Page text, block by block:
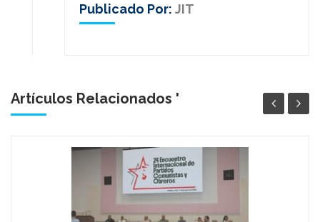
Publicado Por: JIT
Artículos Relacionados '